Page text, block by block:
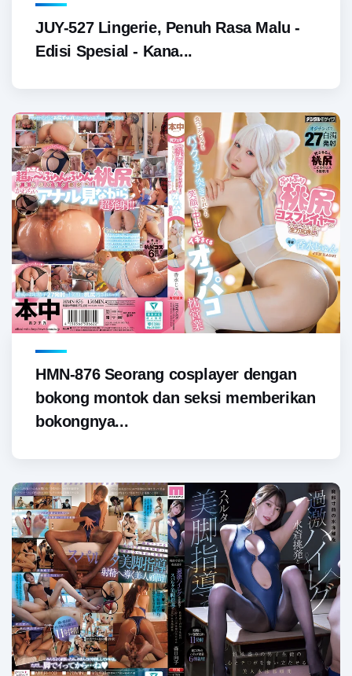
JUY-527 Lingerie, Penuh Rasa Malu -
Edisi Spesial - Kana...
HMN-876 Seorang cosplayer dengan
bokong montok dan seksi memberikan
bokongnya...